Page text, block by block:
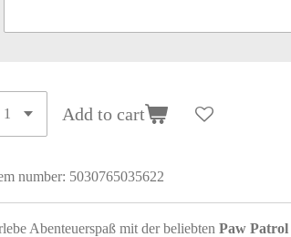
Add to cart
number: 5030765035622
Abenteuerspaß mit der beliebten Paw Patrol